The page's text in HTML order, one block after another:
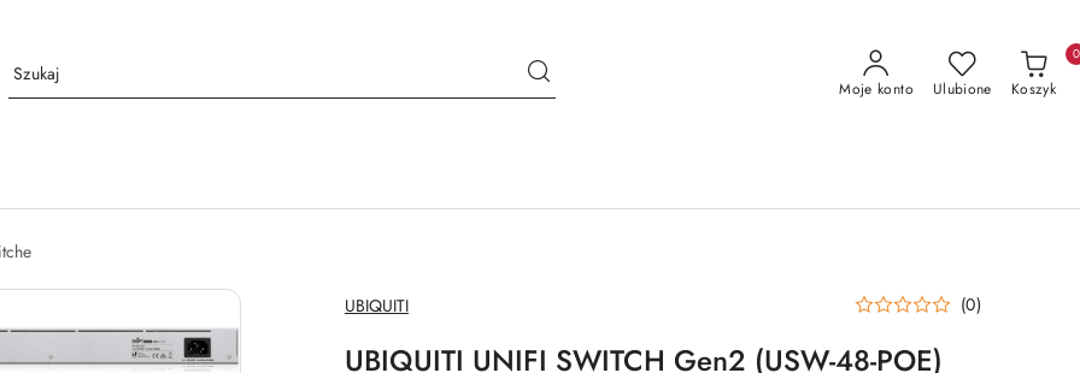
Moje konto Ulubione Koszyk
0
NAZWA
PRODUCENTA:
UBIQUITI (0)
UBIQUITI UNIFI SWITCH Gen2 (USW-48-POE)